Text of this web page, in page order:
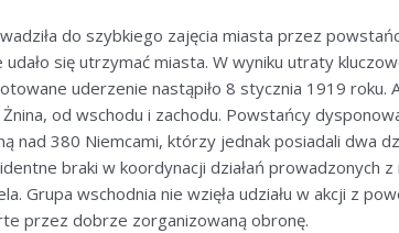
do szybkiego zajęcia miasta przez
się utrzymać miasta. W wyniku utraty
uderzenie nastąpiło 8 stycznia 1919 roku.
od wschodu i zachodu. Powstańcy
nad 380 Niemcami, którzy jednak posiadali dwa
braki w koordynacji działań prowadzonych
Grupa wschodnia nie wzięła udziału w akcji z
przez dobrze zorganizowaną obronę.